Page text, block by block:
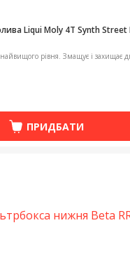
Liqui Moly 4T Synth Street
рівня. Змащує і захищає
ПРИДБАТИ